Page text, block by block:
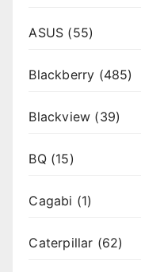
ASUS (55)
Blackberry (485)
Blackview (39)
BQ(15)
Cagabi (1)
Caterpillar (62)